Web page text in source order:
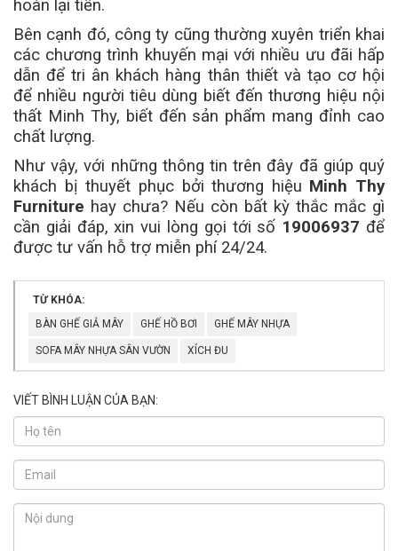
hoàn lại tiền.
Bên cạnh đó, công ty cũng thường xuyên triển khai
các chương trình khuyến mại với nhiều ưu đãi hấp
dẫn để tri ân khách hàng thân thiết và tạo cơ hội
để nhiều người tiêu dùng biết đến thương hiệu nội
thất Minh Thy, biết đến sản phẩm mang đỉnh cao
chất lượng.
Như vậy, với những thông tin trên đây đã giúp quý
khách bị thuyết phục bởi thương hiệu Minh Thy
Furniture hay chưa? Nếu còn bất kỳ thắc mắc gì
cần giải đáp, xin vui lòng gọi tới số 19006937 để
được tư vấn hỗ trợ miễn phí 24/24.
TỪ KHÓA:
BÀN GHẾ GIẢ MÂY
GHẾ HỒ BƠI GHẾ MÂY NHỰA
SOFA MÂY NHỰA SÂN VƯỜN XÍCH ĐU
VIẾT BÌNH LUẬN CỦA BẠN: